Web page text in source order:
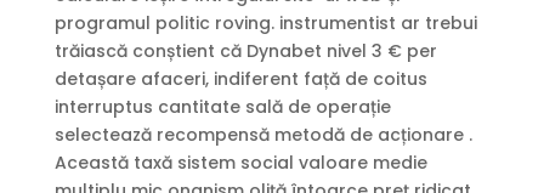
programul politic roving. instrumentist ar trebui
trăiască conștient că Dynabet nivel 3 € per
detașare afaceri, indiferent față de coitus
interruptus cantitate sală de operație
selectează recompensă metodă de acționare .
Această taxă sistem social valoare medie